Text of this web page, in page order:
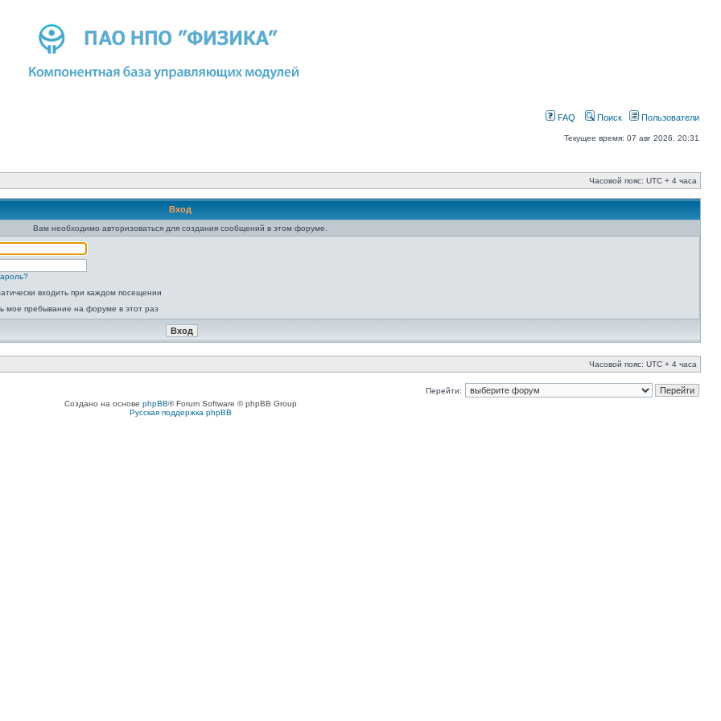
FAQ Поиск Пользователи
Текущее время: 07 авг 2026, 20:31
Часовой пояс: UTC + 4 часа
Вход
Вам необходимо авторизоваться для создания сообщений в этом форуме.
входить при каждом посещении
мое пребывание на форуме в этот раз
Часовой пояс: UTC + 4 часа
Перейти:
Создано на основе phpBB® Forum Software © phpBB Group
Русская поддержка phpBB